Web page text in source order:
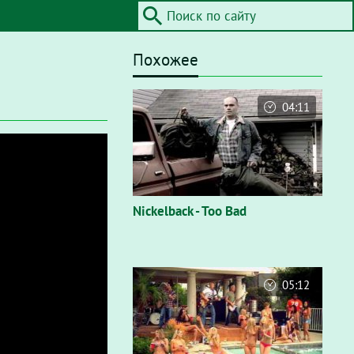
Похожее
Nickelback - Too Bad
04:11
05:12